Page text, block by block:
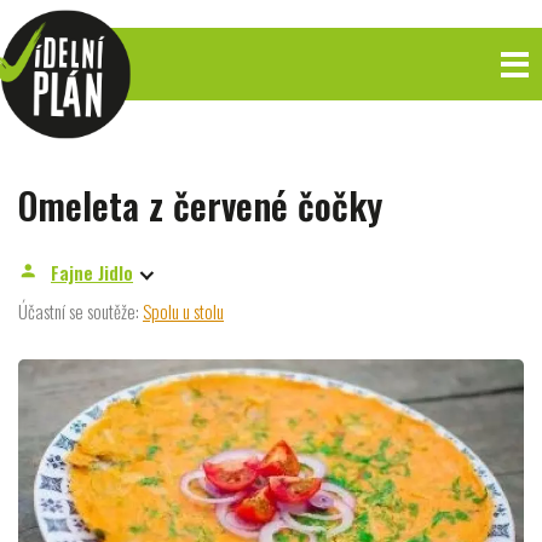
Omeleta z červené čočky
person
Fajne Jidlo
Účastní se soutěže:Spolu u stolu